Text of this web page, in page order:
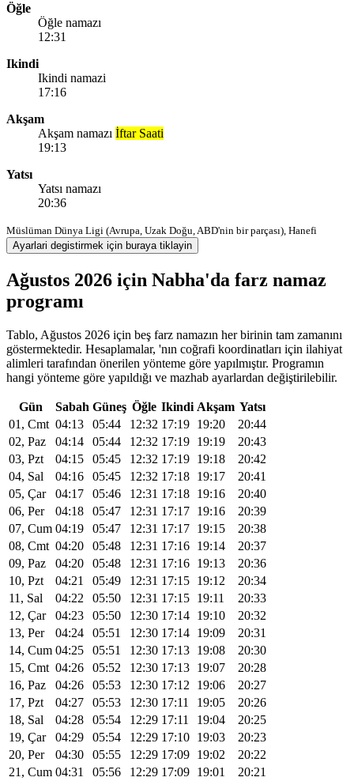
Öğle
Öğle namazı
12:31
Ikindi
Ikindi namazi
17:16
Akşam
Akşam namazı İftar Saati
19:13
Yatsı
Yatsı namazı
20:36
Müslüman Dünya Ligi (Avrupa, Uzak Doğu, ABD'nin bir parçası), Hanefi
Ayarlari degistirmek için buraya tiklayin
Ağustos 2026 için Nabha'da farz namaz
programı
Tablo, Ağustos 2026 için beş farz namazın her birinin tam zamanını
göstermektedir. Hesaplamalar, 'nın coğrafi koordinatları için ilahiyat
alimleri tarafından önerilen yönteme göre yapılmıştır. Programın
hangi yönteme göre yapıldığı ve mazhab ayarlardan değiştirilebilir.
Gün Sabah Güneş Öğle Ikindi Akşam Yatsı
01, Cmt 04:13 05:44 12:32 17:19 19:20
20:44
02, Paz
04:14 05:44 12:32 17:19 19:19
20:43
03, Pzt
04:15 05:45 12:32 17:19 19:18
20:42
04, Sal
04:16 05:45 12:32 17:18 19:17
20:41
05, Çar
04:17 05:46 12:31 17:18 19:16
20:40
06, Per
04:18 05:47 12:31 17:17 19:16
20:39
07, Cum 04:19 05:47 12:31 17:17 19:15
20:38
08, Cmt 04:20 05:48 12:31 17:16 19:14
20:37
09, Paz
04:20 05:48 12:31 17:16 19:13
20:36
10, Pzt
04:21 05:49 12:31 17:15 19:12
20:34
11, Sal
04:22 05:50 12:31 17:15 19:11
20:33
12, Çar
04:23 05:50 12:30 17:14 19:10
20:32
13, Per
04:24 05:51 12:30 17:14 19:09
20:31
14, Cum 04:25 05:51 12:30 17:13 19:08
20:30
15, Cmt 04:26 05:52 12:30 17:13 19:07
20:28
16, Paz
04:26 05:53 12:30 17:12 19:06
20:27
17, Pzt
04:27 05:53 12:30 17:11 19:05
20:26
18, Sal
04:28 05:54 12:29 17:11 19:04
20:25
19, Çar
04:29 05:54 12:29 17:10 19:03
20:23
20, Per
04:30 05:55 12:29 17:09 19:02
20:22
21, Cum 04:31 05:56 12:29 17:09 19:01 20:21